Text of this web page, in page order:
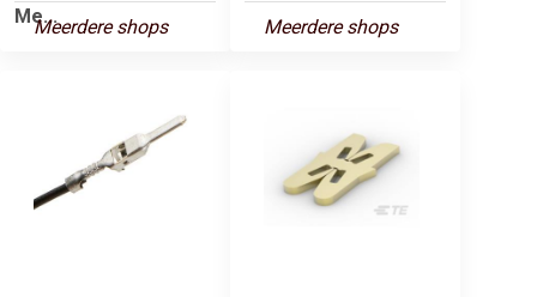
Me...Meerdere shops Meerdere shops